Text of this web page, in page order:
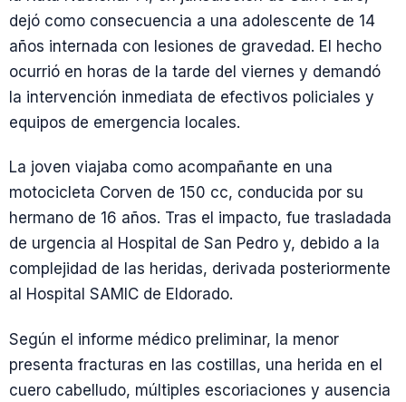
dejó como consecuencia a una adolescente de 14
años internada con lesiones de gravedad. El hecho
ocurrió en horas de la tarde del viernes y demandó
la intervención inmediata de efectivos policiales y
equipos de emergencia locales.
La joven viajaba como acompañante en una
motocicleta Corven de 150 cc, conducida por su
hermano de 16 años. Tras el impacto, fue trasladada
de urgencia al Hospital de San Pedro y, debido a la
complejidad de las heridas, derivada posteriormente
al Hospital SAMIC de Eldorado.
Según el informe médico preliminar, la menor
presenta fracturas en las costillas, una herida en el
cuero cabelludo, múltiples escoriaciones y ausencia